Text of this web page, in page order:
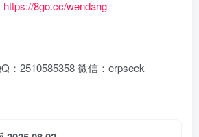
https://8go.cc/wendang
：2510585358 微信：erpseek